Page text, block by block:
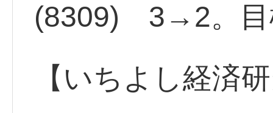
(8309) 3→2。目
【いちよし経済